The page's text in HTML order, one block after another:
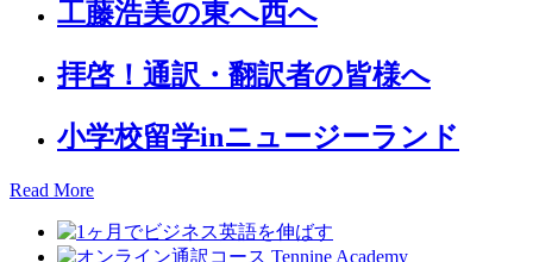
工藤浩美の東へ西へ
拝啓！通訳・翻訳者の皆様へ
小学校留学inニュージーランド
Read More